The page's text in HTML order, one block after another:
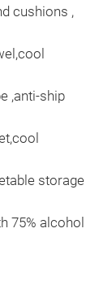
cushions ,
,anti-ship
storage
75% alcohol